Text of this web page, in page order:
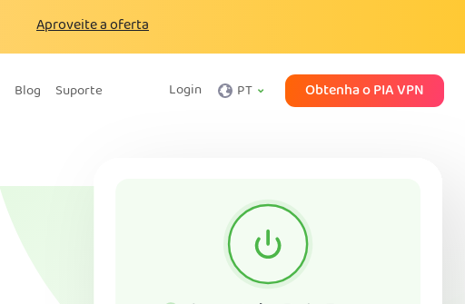
Aproveite a oferta
Blog Suporte Login PT Obtenha o PIA VPN